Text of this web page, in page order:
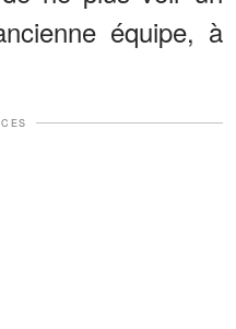
équipe, à